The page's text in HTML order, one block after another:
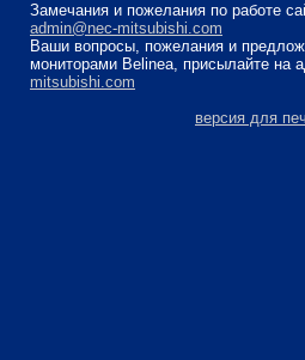
Замечания и пожелания по работе
admin@nec-mitsubishi.com
Ваши вопросы, пожелания и
мониторами Belinea, присылайте на
mitsubishi.com
версия для